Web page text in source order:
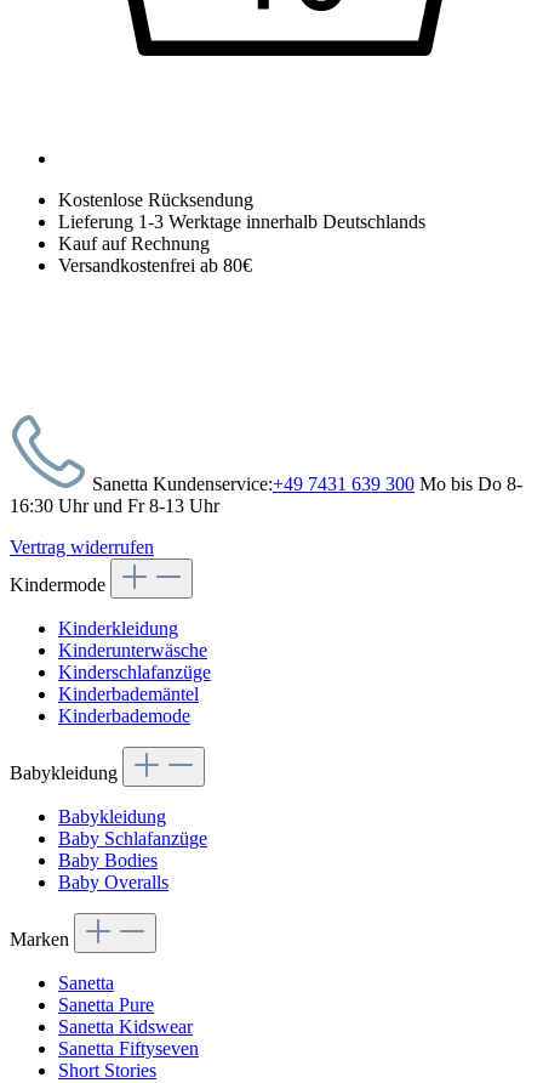
Kostenlose Rücksendung
Lieferung 1-3 Werktage innerhalb Deutschlands
Kauf auf Rechnung
Versandkostenfrei ab 80€
Sanetta Kundenservice:+49 7431 639 300 Mo bis Do 8-
16:30 Uhr und Fr 8-13 Uhr
Vertrag widerrufen
Kindermode
Kinderkleidung
Kinderunterwäsche
Kinderschlafanzüge
Kinderbademäntel
Kinderbademode
Babykleidung
Babykleidung
Baby Schlafanzüge
Baby Bodies
Baby Overalls
Marken
Sanetta
Sanetta Pure
Sanetta Kidswear
Sanetta Fiftyseven
Short Stories